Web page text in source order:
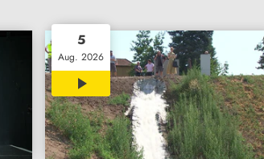
5
Aug. 2026
02:19